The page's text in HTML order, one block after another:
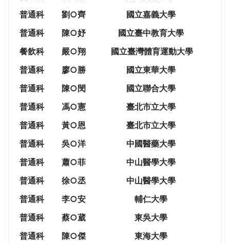
WAGOR
TODAY
WORLD
TOMORROW
CITIZENSHIP
普通科
劉○齊
國立嘉義大學
普通科
陳○妤
國立臺中教育大學
餐飲科
嚴○翔 國立臺灣體育運動大學
普通科
廖○勝
國立東華大學
普通科
陳○閔
國立聯合大學
普通科
馮○憲
臺北市立大學
普通科
黃○恩
臺北市立大學
普通科 吳○洋
中國醫藥大學
普通科
蕭○菲
中山醫學大學
普通科
徐○丞
中山醫學大學
普通科
李○安
輔仁大學
普通科
蔡○葳
東吳大學
普通科
陳○傑
東海大學